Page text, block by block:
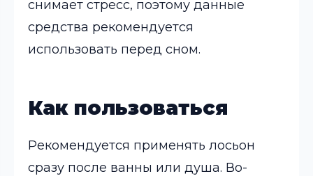
снимает стресс, поэтому данные
средства рекомендуется
использовать перед сном.
Как пользоваться
Рекомендуется применять лосьон
сразу после ванны или душа. Во-